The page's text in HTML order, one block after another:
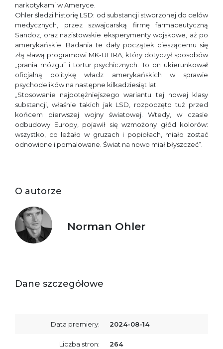
narkotykami w Ameryce.
Ohler śledzi historię LSD: od substancji stworzonej do celów
medycznych, przez szwajcarską firmę farmaceutyczną
Sandoz, oraz nazistowskie eksperymenty wojskowe, aż po
amerykańskie. Badania te dały początek cieszącemu się
złą sławą programowi MK-ULTRA, który dotyczył sposobów
„prania mózgu” i tortur psychicznych. To on ukierunkował
oficjalną politykę władz amerykańskich w sprawie
psychodelików na następne kilkadziesiąt lat.
„Stosowanie najpotężniejszego wariantu tej nowej klasy
substancji, właśnie takich jak LSD, rozpoczęto tuż przed
końcem pierwszej wojny światowej. Wtedy, w czasie
odbudowy Europy, pojawił się wzmożony głód kolorów:
wszystko, co leżało w gruzach i popiołach, miało zostać
odnowione i pomalowane. Świat na nowo miał błyszczeć”.
O autorze
Norman Ohler
Dane szczegółowe
Data premiery: 2024-08-14
Liczba stron: 264